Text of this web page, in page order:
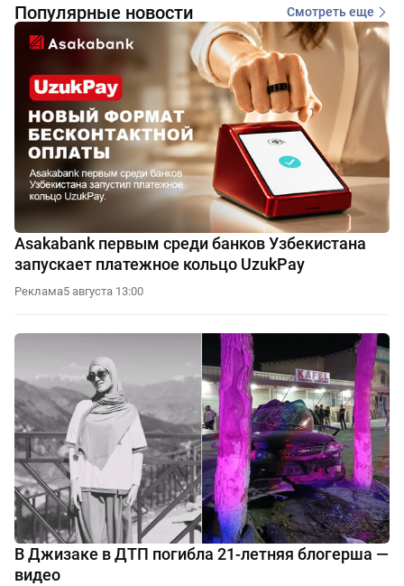
Популярные новости Смотреть еще
Asakabank первым среди банков Узбекистана
запускает платежное кольцо UzukPay
Реклама5 августа 13:00
В Джизаке в ДТП погибла 21-летняя блогерша —
видео